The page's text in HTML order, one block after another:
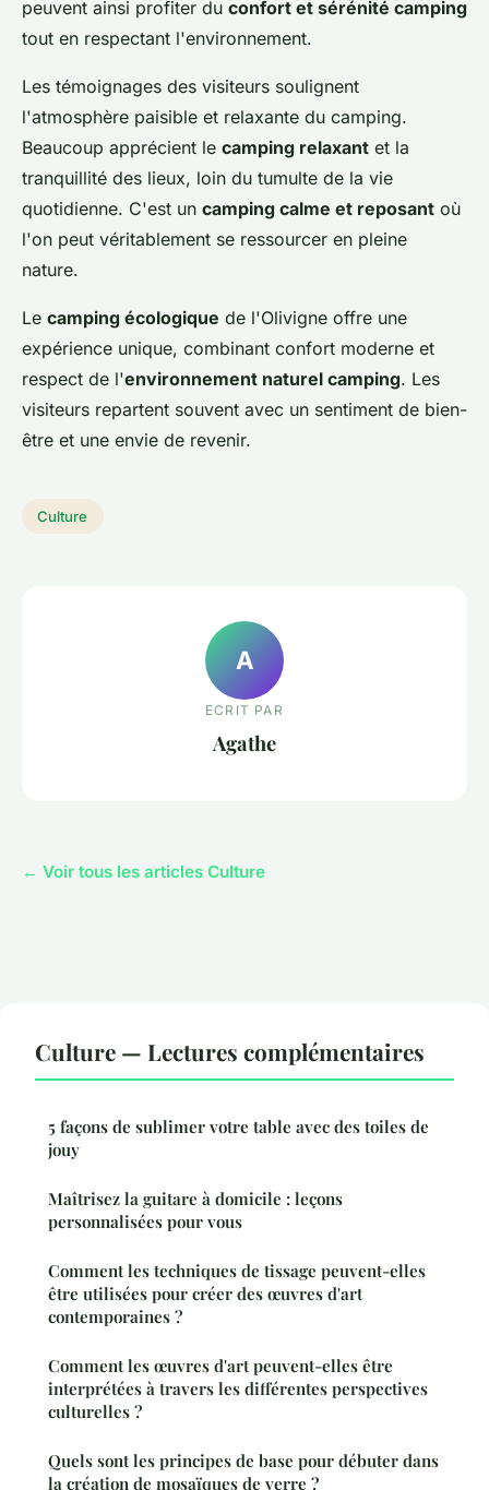
peuvent ainsi profiter du confort et sérénité camping
tout en respectant l'environnement.
Les témoignages des visiteurs soulignent
l'atmosphère paisible et relaxante du camping.
Beaucoup apprécient le camping relaxant et la
tranquillité des lieux, loin du tumulte de la vie
quotidienne. C'est un camping calme et reposant où
l'on peut véritablement se ressourcer en pleine
nature.
Le camping écologique de l'Olivigne offre une
expérience unique, combinant confort moderne et
respect de l'environnement naturel camping. Les
visiteurs repartent souvent avec un sentiment de bien-
être et une envie de revenir.
Culture
A
ECRIT PAR
Agathe
← Voir tous les articles Culture
Culture — Lectures complémentaires
5 façons de sublimer votre table avec des toiles de
jouy
Maîtrisez la guitare à domicile : leçons
personnalisées pour vous
Comment les techniques de tissage peuvent-elles
être utilisées pour créer des œuvres d'art
contemporaines ?
Comment les œuvres d'art peuvent-elles être
interprétées à travers les différentes perspectives
culturelles ?
Quels sont les principes de base pour débuter dans
la création de mosaïques de verre ?